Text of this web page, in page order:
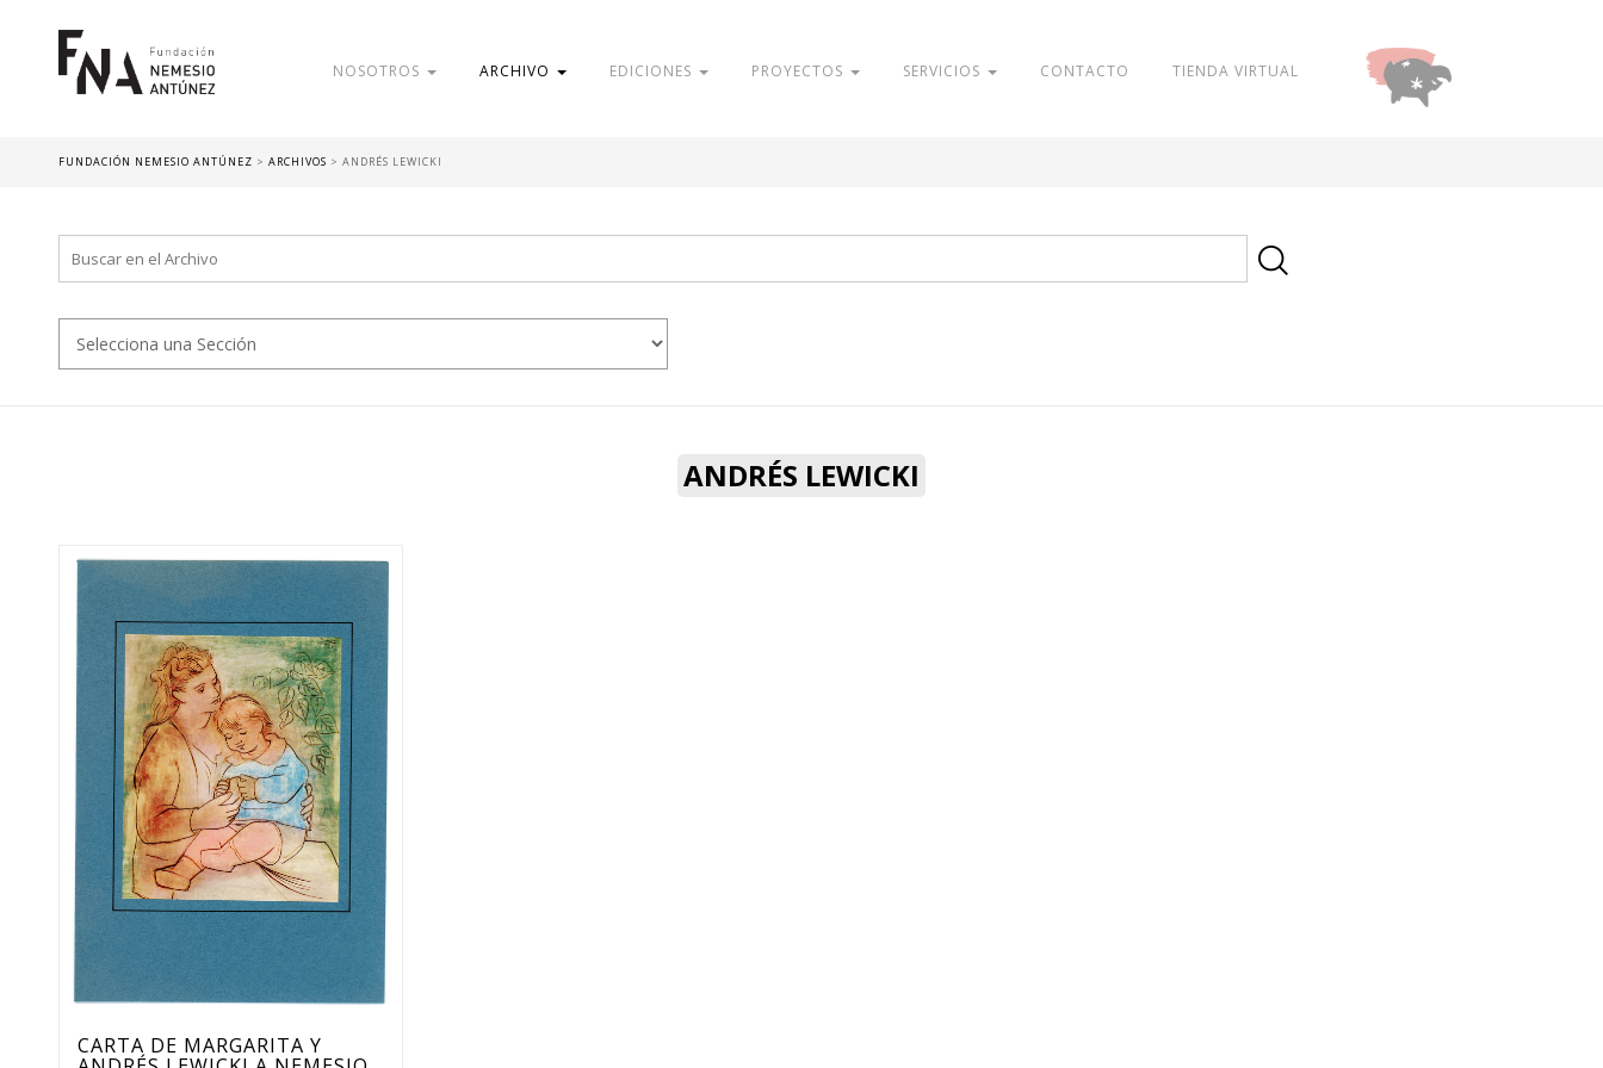
NOSOTROS ARCHIVO EDICIONES PROYECTOS SERVICIOS CONTACTO TIENDA VIRTUAL
FUNDACIÓN NEMESIO ANTÚNEZ > ARCHIVOS > ANDRÉS LEWICKI
ANDRÉS LEWICKI
CARTA DE MARGARITA Y